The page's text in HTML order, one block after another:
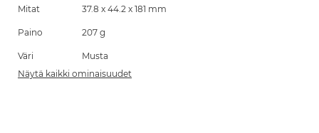
Mitat 37.8 x 44.2 x 181 mm
Paino 207 g
Väri
Musta
Näytä kaikki ominaisuudet